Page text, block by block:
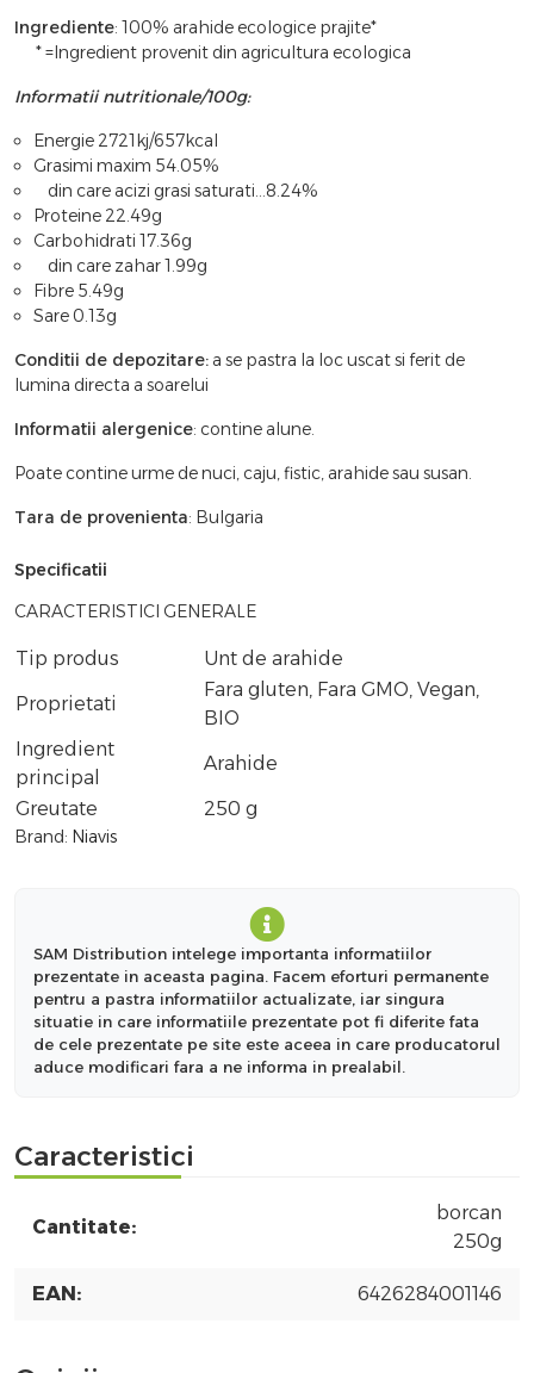
Ingrediente: 100% arahide ecologice prajite*
* =Ingredient provenit din agricultura ecologica
Informatii nutritionale/100g:
Energie 2721kj/657kcal
Grasimi maxim 54.05%
din care acizi grasi saturati...8.24%
Proteine 22.49g
Carbohidrati 17.36g
din care zahar 1.99g
Fibre 5.49g
Sare 0.13g
Conditii de depozitare: a se pastra la loc uscat si ferit de
lumina directa a soarelui
Informatii alergenice: contine alune.
Poate contine urme de nuci, caju, fistic, arahide sau susan.
Tara de provenienta: Bulgaria
Specificatii
CARACTERISTICI GENERALE
Tip produs
Unt de arahide
Proprietati
Fara gluten, Fara GMO, Vegan,
BIO
Ingredient
principal
Arahide
Greutate
250 g
Brand: Niavis
SAM Distribution intelege importanta informatiilor
prezentate in aceasta pagina. Facem eforturi permanente
pentru a pastra informatiilor actualizate, iar singura
situatie in care informatiile prezentate pot fi diferite fata
de cele prezentate pe site este aceea in care producatorul
aduce modificari fara a ne informa in prealabil.
Caracteristici
Cantitate:
borcan
250g
EAN: 6426284001146